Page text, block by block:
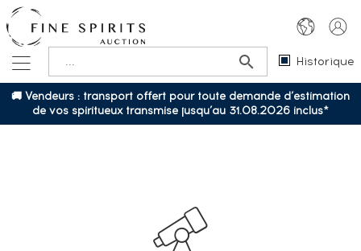
Historique
🚚 Vendeurs : transport offert pour toute demande d’estimation
de vos spiritueux transmise jusqu’au 31.08.2026 inclus*